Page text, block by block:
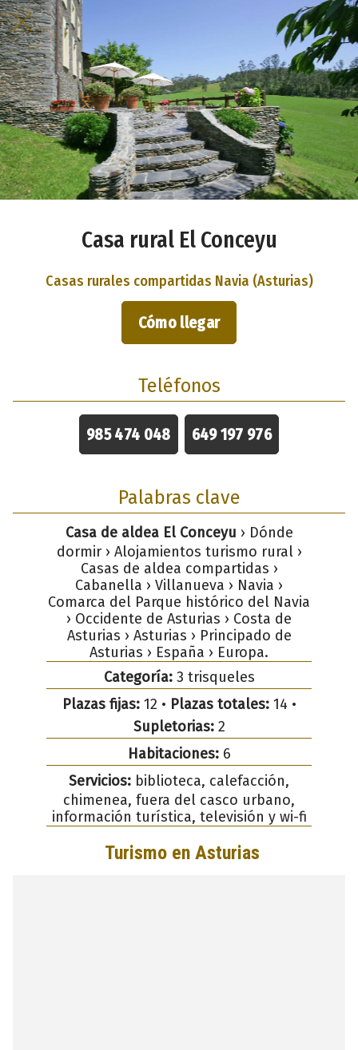
Casa rural El Conceyu
Casas rurales compartidas Navia (Asturias)
Cómo llegar
Teléfonos
985 474 048 649 197 976
Palabras clave
Casa de aldea El Conceyu › Dónde
dormir › Alojamientos turismo rural ›
Casas de aldea compartidas ›
Cabanella › Villanueva › Navia ›
Comarca del Parque histórico del Navia
› Occidente de Asturias › Costa de
Asturias › Asturias › Principado de
Asturias › España › Europa.
Categoría:3 trisqueles
Plazas fijas:12 • Plazas totales:14 •
Supletorias:2
Habitaciones:6
Servicios: biblioteca, calefacción,
chimenea, fuera del casco urbano,
información turística, televisión y wi-fi